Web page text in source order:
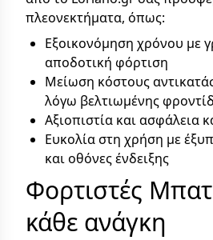
πλεονεκτήματα, όπως:
Εξοικονόμηση χρόνου με
αποδοτική φόρτιση
Μείωση κόστους
λόγω βελτιωμένης
Αξιοπιστία και ασφάλεια
Ευκολία στη χρήση με
και οθόνες ένδειξης
Φορτιστές
κάθε ανάγκη